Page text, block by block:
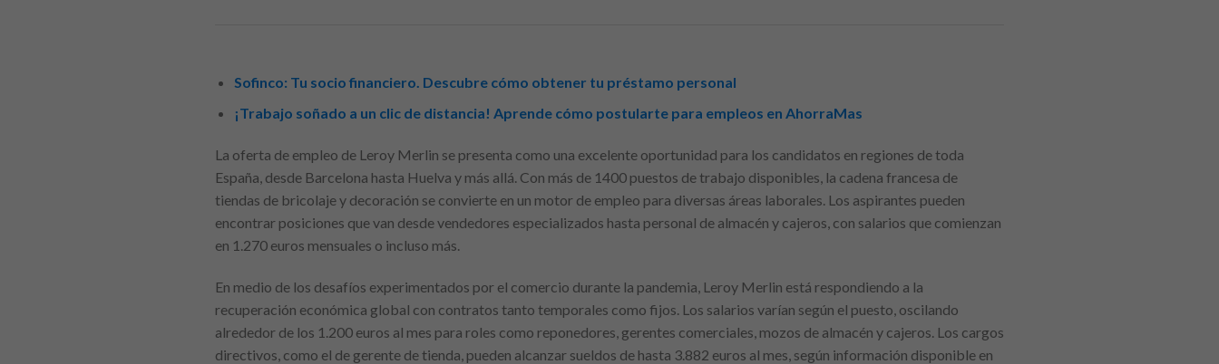
Sofinco: Tu socio financiero. Descubre cómo obtener tu préstamo personal
¡Trabajo soñado a un clic de distancia! Aprende cómo postularte para empleos en AhorraMas
La oferta de empleo de Leroy Merlin se presenta como una excelente oportunidad para los candidatos en regiones de toda
España, desde Barcelona hasta Huelva y más allá. Con más de 1400 puestos de trabajo disponibles, la cadena francesa de
tiendas de bricolaje y decoración se convierte en un motor de empleo para diversas áreas laborales. Los aspirantes pueden
encontrar posiciones que van desde vendedores especializados hasta personal de almacén y cajeros, con salarios que comienzan
en 1.270 euros mensuales o incluso más.
En medio de los desafíos experimentados por el comercio durante la pandemia, Leroy Merlin está respondiendo a la
recuperación económica global con contratos tanto temporales como fijos. Los salarios varían según el puesto, oscilando
alrededor de los 1.200 euros al mes para roles como reponedores, gerentes comerciales, mozos de almacén y cajeros. Los cargos
directivos, como el de gerente de tienda, pueden alcanzar sueldos de hasta 3.882 euros al mes, según información disponible en